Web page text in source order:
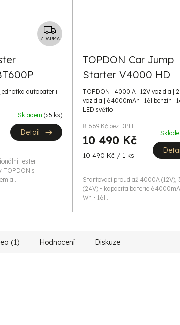
Z
D
A
ZDARMA
autobaterii
Skladem (>5 ks)
Detail
tester
TOPDON s
a...
TOPDON Car Jump
Starter V4000 HD
TOPDON | 4000 A | 12V vozidla |
vozidla | 64000mAh | 16l benzín |
LED světlo |
8 669 Kč bez DPH
10 490 Kč
Měrná
10 490 Kč / 1 ks
Startovací proud až 4000A (12V),
(24V) • kapacita baterie
Wh • 16l...
(1) Hodnocení Diskuze